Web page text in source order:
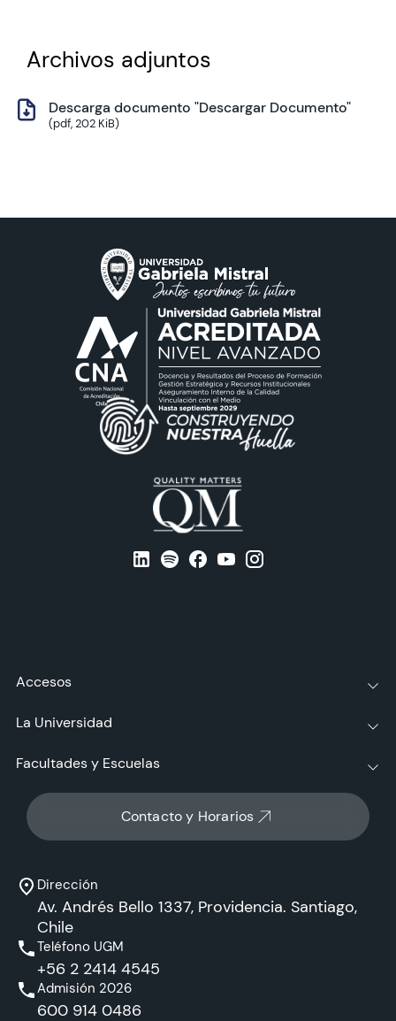
Archivos adjuntos
Descarga documento "Descargar Documento"
(pdf, 202 KiB)
Contacto y Horarios
Dirección
Av. Andrés Bello 1337, Providencia. Santiago,
Chile
Teléfono UGM
+56 2 2414 4545
Admisión 2026
600 914 0486
Accesos
La Universidad
Facultades y Escuelas